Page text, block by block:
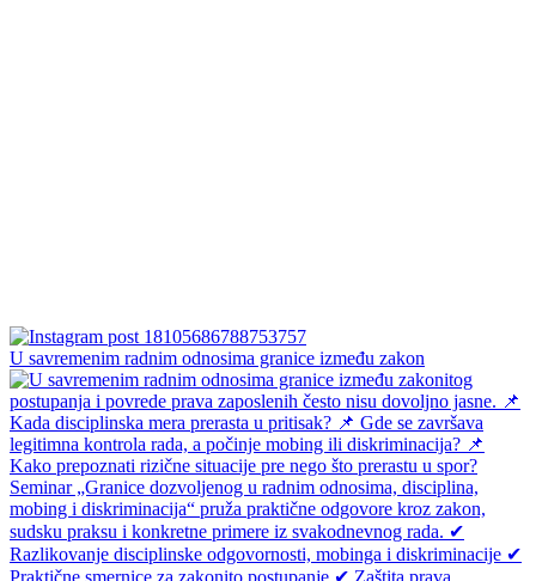
U savremenim radnim odnosima granice između zakon